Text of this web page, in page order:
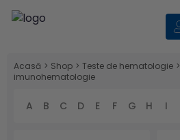
Acasă > Shop > Teste de hematologie >
imunohematologie
A B C D E F G H I